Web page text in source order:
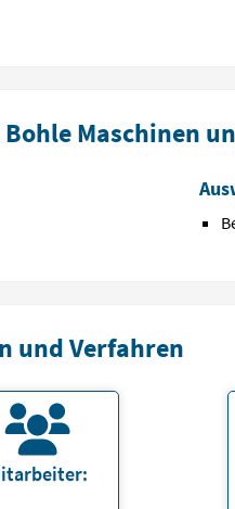
Maschinen
und Verfahren